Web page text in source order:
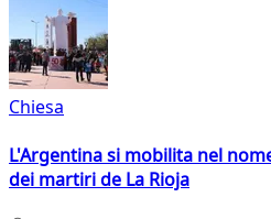
Chiesa
L'Argentina si mobilita nel
dei martiri de La Rioja